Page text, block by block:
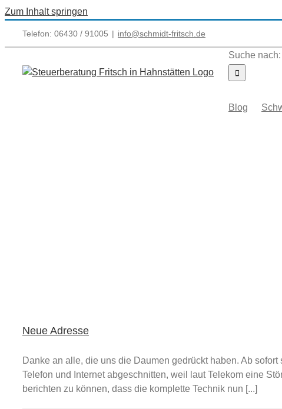
Zum Inhalt springen
Telefon: 06430 / 91005 | info@schmidt-fritsch.de
Suche nach:
Blog
Neue Adresse
Danke an alle, die uns die Daumen gedrückt haben. Ab
Telefon und Internet abgeschnitten, weil laut Telekom eine
berichten zu können, dass die komplette Technik nun [...]